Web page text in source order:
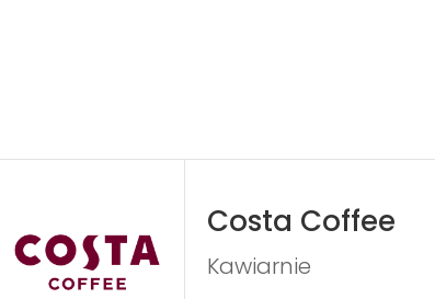
Costa Coffee
Kawiarnie